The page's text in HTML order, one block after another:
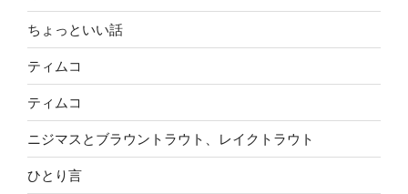
ちょっといい話
ティムコ
ティムコ
ニジマスとブラウントラウト、レイクトラウト
ひとり言